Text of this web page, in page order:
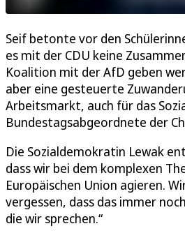
Seif betonte vor den
es mit der CDU keine
Koalition mit der AfD geben
aber eine gesteuerte
Arbeitsmarkt, auch für das
Bundestagsabgeordnete der
Die Sozialdemokratin Lewak
dass wir bei dem komplexen
Europäischen Union agieren.
vergessen, dass das immer
die wir sprechen.“